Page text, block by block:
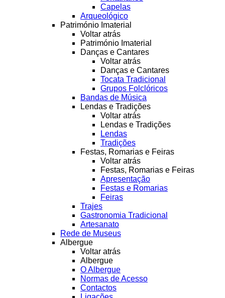
Capelas
Arqueológico
Património Imaterial
Voltar atrás
Património Imaterial
Danças e Cantares
Voltar atrás
Danças e Cantares
Tocata Tradicional
Grupos Folclóricos
Bandas de Música
Lendas e Tradições
Voltar atrás
Lendas e Tradições
Lendas
Tradições
Festas, Romarias e Feiras
Voltar atrás
Festas, Romarias e Feiras
Apresentação
Festas e Romarias
Feiras
Trajes
Gastronomia Tradicional
Artesanato
Rede de Museus
Albergue
Voltar atrás
Albergue
O Albergue
Normas de Acesso
Contactos